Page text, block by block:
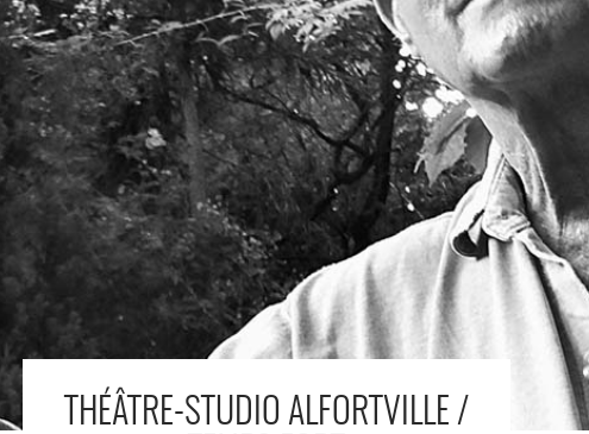
THÉÂTRE-STUDIO ALFORTVILLE /